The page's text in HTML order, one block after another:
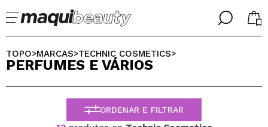
╳
Já sou #maquilover, tenho uma conta
╳
SELECIONE O SEU IDIOMA
PORTUGUESE
ESPAÑOL
ENGLISH
FRANCES
TOPO>MARCAS>TECHNIC COSMETICS>
PERFUMES E VÁRIOS
ORDENAR E FILTRAR